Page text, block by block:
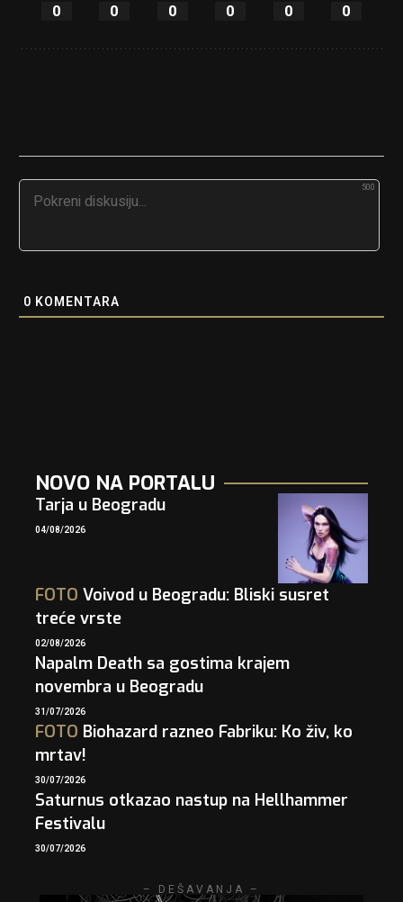
0 0 0 0 0 0
500
0 KOMENTARA
NOVO NA PORTALU
Tarja u Beogradu
04/08/2026
FOTO Voivod u Beogradu: Bliski susret
treće vrste
02/08/2026
Napalm Death sa gostima krajem
novembra u Beogradu
31/07/2026
FOTO Biohazard razneo Fabriku: Ko živ, ko
mrtav!
30/07/2026
Saturnus otkazao nastup na Hellhammer
Festivalu
30/07/2026
– DEŠAVANJA –